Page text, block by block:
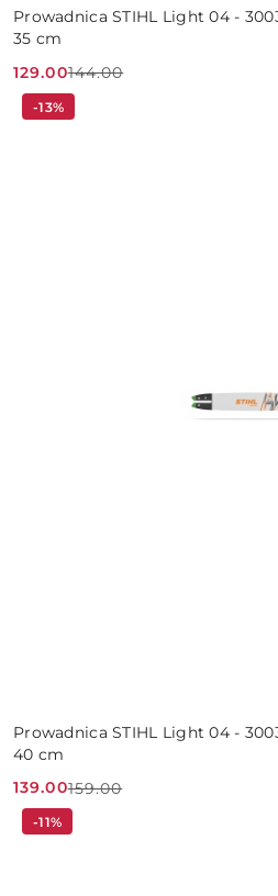
Prowadnica STIHL Light 04 -
35 cm
Cena
promocyjna:
129.00
Cena
przed
144.00
Prowadnica STIHL Light 04 -
40 cm
Cena
promocyjna:
139.00
Cena
przed
159.00
-13%
-11%